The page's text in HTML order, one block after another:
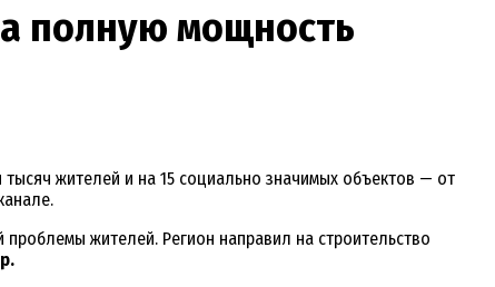
полную мощность
жителей и на 15 социально значимых объектов — от
жителей. Регион направил на строительство